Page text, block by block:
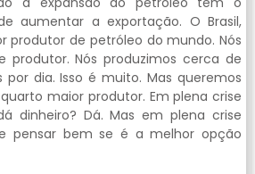
aumentar a exportação. O Brasil,
produtor de petróleo do mundo. Nós
produtor. Nós produzimos cerca de
por dia. Isso é muito. Mas queremos
maior produtor. Em plena crise
dinheiro? Dá. Mas em plena crise
pensar bem se é a melhor opção